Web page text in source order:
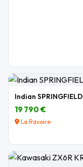
Indian SPRINGFIELD
19 790 €
La Ravoire